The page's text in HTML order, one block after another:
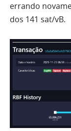
errando
dos 141 sat/vB.